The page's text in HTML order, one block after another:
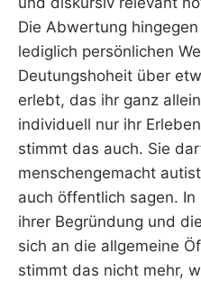
Die Abwertung
lediglich persönlichen
Deutungshoheit über
erlebt, das ihr ganz
individuell nur ihr
stimmt das auch. Sie
menschengemacht
auch öffentlich sagen.
ihrer Begründung und
sich an die allgemeine
stimmt das nicht mehr,